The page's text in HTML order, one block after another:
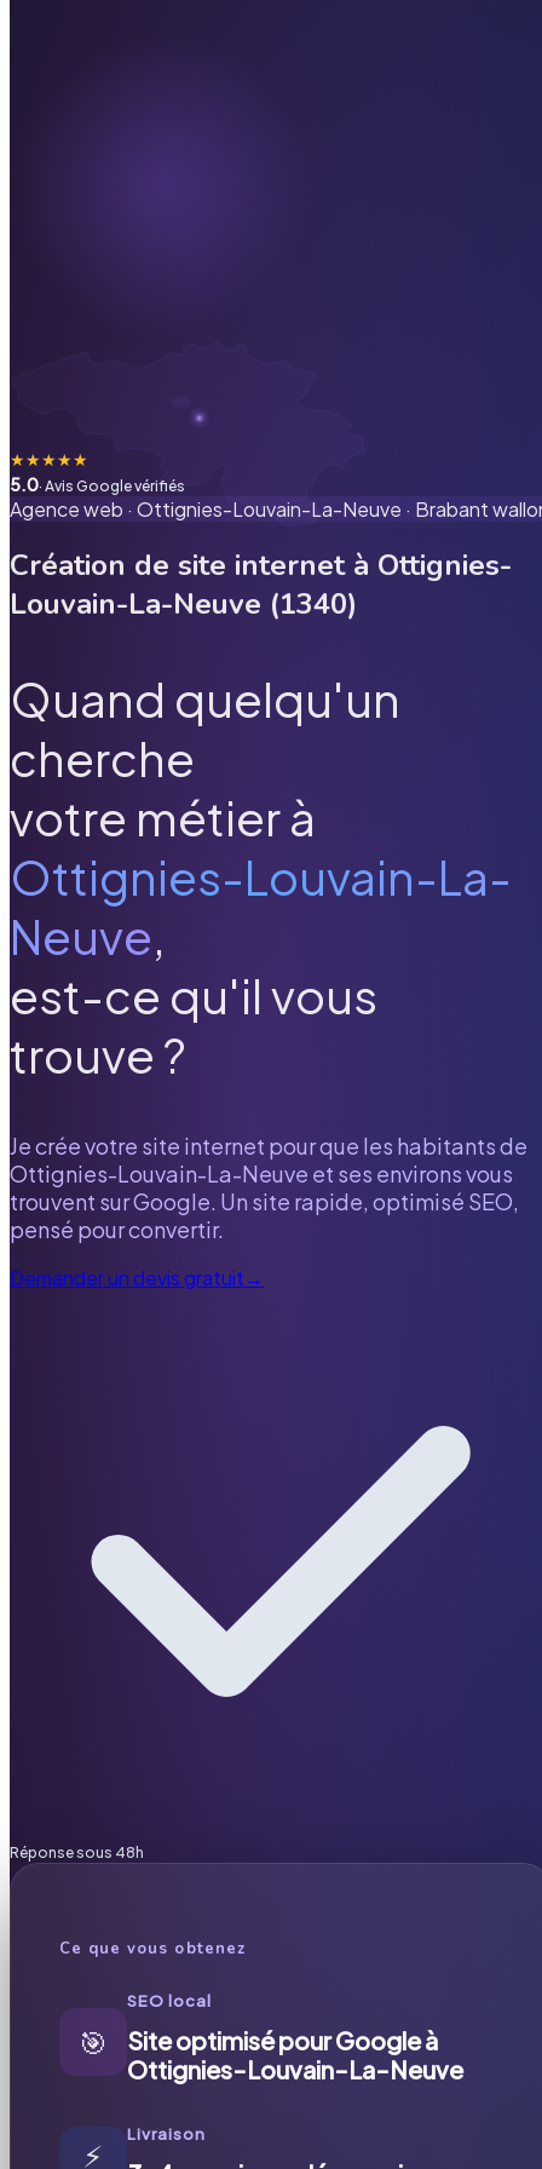
★★★★★
5.0· Avis Google vérifiés
Agence web · Ottignies-Louvain-La-Neuve · Brabant
Création de site internet à Ottignies-
Louvain-La-Neuve (1340)
Quand quelqu'un
cherche
votre métier à
Ottignies-Louvain-La-
Neuve,
est-ce qu'il vous
trouve ?
Je crée votre site internet pour que les habitants de
Ottignies-Louvain-La-Neuve et ses environs vous
trouvent sur Google. Un site rapide, optimisé SEO,
pensé pour convertir.
Demander un devis gratuit→
Réponse sous 48h
Ce que vous obtenez
🎯
SEO local
Site optimisé pour Google à
Ottignies-Louvain-La-Neuve
⚡
Livraison